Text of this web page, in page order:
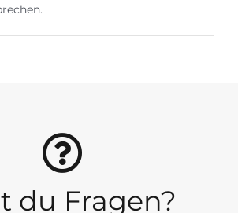
du Fragen?